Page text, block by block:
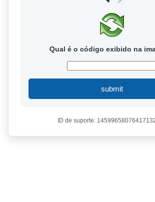
Qual é o código exibido na
submit
ID de suporte: